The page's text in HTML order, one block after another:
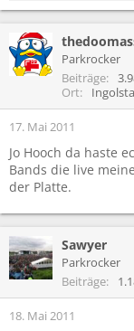
e
k
t
i
n
e
:
Parkrocker
Beiträge
Ort
17. Mai 2011
Jo Hooch da haste
Bands die live
der Platte.
Sawyer
Parkrocker
Beiträge
18. Mai 2011